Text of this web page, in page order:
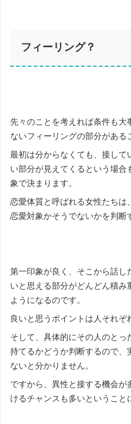
フィーリング？
先々のことを考えれば条件も大
ないフィーリングの部分がある
最初は分からなくても、接して
い部分が見えてくるという場
象で決まります。
恋愛体質と呼ばれる女性たち
恋愛対象かそうでないかを判断
第一印象が良く、そこから話し
いと思える部分がどんどん積み
ようになるのです。
良いと思うポイントは人それぞ
そして、具体的にその人のと
持てるかどうか判断するので、
ないと分かりません。
ですから、異性と接する機会
けるチャンスも多いということ